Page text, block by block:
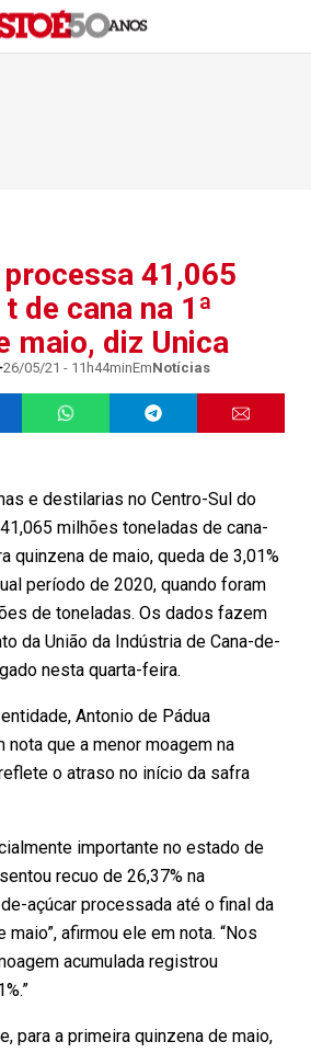
41,065
de cana na 1ª
maio, diz Unica
26/05/21 - 11h44minEmNotícias
e destilarias no Centro-Sul do
milhões toneladas de cana-
quinzena de maio, queda de 3,01%
período de 2020, quando foram
de toneladas. Os dados fazem
da União da Indústria de Cana-de-
nesta quarta-feira.
Antonio de Pádua
nota que a menor moagem na
o atraso no início da safra
importante no estado de
recuo de 26,37% na
açúcar processada até o final da
afirmou ele em nota. “Nos
acumulada registrou
para a primeira quinzena de maio,